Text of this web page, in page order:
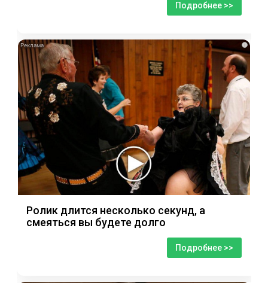
Подробнее >>
i
Ролик длится несколько секунд, а
смеяться вы будете долго
Подробнее >>